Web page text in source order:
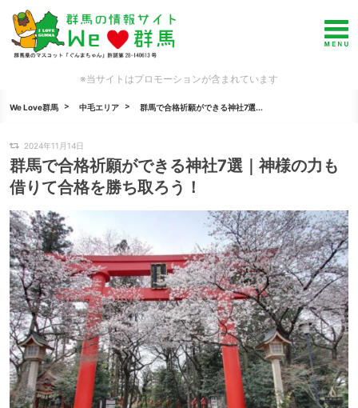
※当サイトはプロモーションが含まれています
We Love群馬 中毛エリア 群馬で合格祈願ができる神社7選...
2024年11月14日
群馬で合格祈願ができる神社7選｜神様の力も
借りて合格を勝ち取ろう！